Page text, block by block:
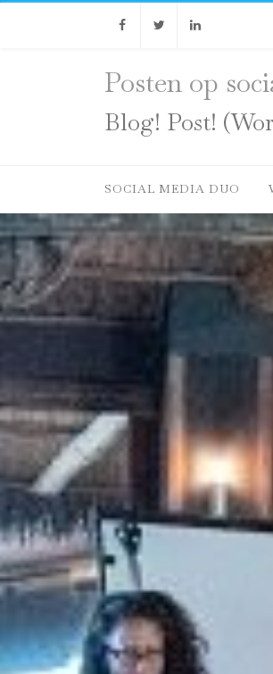
FacebookTwitter
Posten op
Blog! Post!
SOCIAL MEDIA DUO